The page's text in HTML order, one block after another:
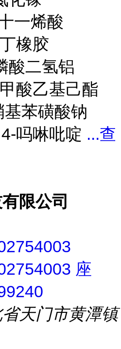
一烯酸
橡胶
酸二氢铝
酸乙基己酯
苯磺酸钠
吗啉吡啶 ...查
限公司
座
天门市黄潭镇